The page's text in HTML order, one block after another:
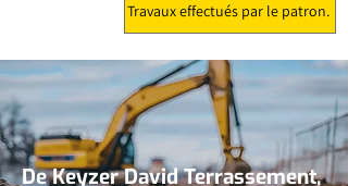
Travaux effectués par le patron.
De Keyzer David Terrassement,